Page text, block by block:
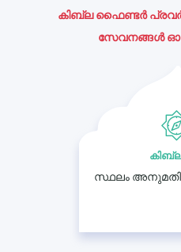
കിബ്ല ഫൈണ്ടർ
സേവനങ്ങൾ
സ്ഥലം